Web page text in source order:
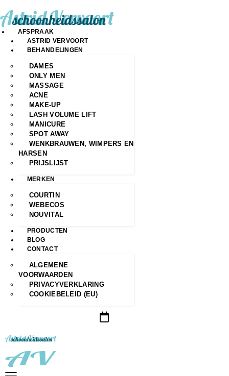
AFSPRAAK
ASTRID VERVOORT
BEHANDELINGEN
DAMES
ONLY MEN
MASSAGE
ACNE
MAKE-UP
LASH VOLUME LIFT
MANICURE
SPOT AWAY
WENKBRAUWEN, WIMPERS EN
HARSEN
PRIJSLIJST
MERKEN
COURTIN
WEBECOS
NOUVITAL
PRODUCTEN
BLOG
CONTACT
ALGEMENE
VOORWAARDEN
PRIVACYVERKLARING
COOKIEBELEID (EU)